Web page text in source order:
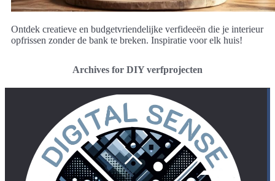
Ontdek creatieve en budgetvriendelijke verfideeën die je interieur
opfrissen zonder de bank te breken. Inspiratie voor elk huis!
Archives for DIY verfprojecten